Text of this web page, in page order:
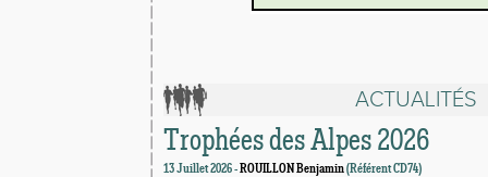
ACTUALITÉS
Trophées des Alpes 2026
13 Juillet 2026 -ROUILLON Benjamin(Référent CD74)